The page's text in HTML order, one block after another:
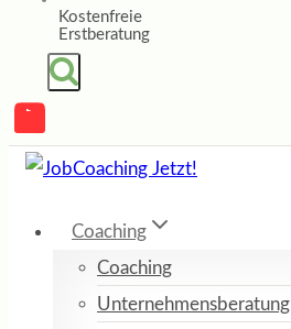
Kostenfreie
Erstberatung
Coaching
Coaching
Unternehmensberatung